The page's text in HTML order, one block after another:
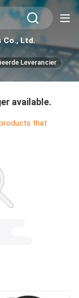
Co., Ltd.
Leverancier
available.
that